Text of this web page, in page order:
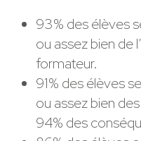
93% des élèves
ou assez bien de
formateur.
91% des élèves
ou assez bien
94% des